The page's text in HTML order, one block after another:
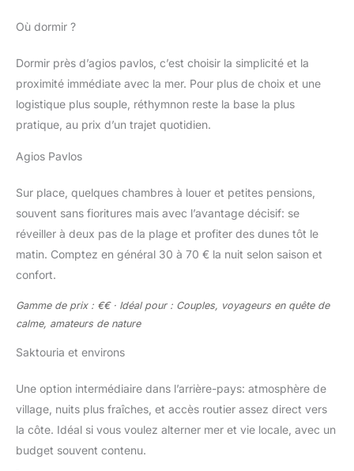
Où dormir ?
Dormir près d’agios pavlos, c’est choisir la simplicité et la
proximité immédiate avec la mer. Pour plus de choix et une
logistique plus souple, réthymnon reste la base la plus
pratique, au prix d’un trajet quotidien.
Agios Pavlos
Sur place, quelques chambres à louer et petites pensions,
souvent sans fioritures mais avec l’avantage décisif: se
réveiller à deux pas de la plage et profiter des dunes tôt le
matin. Comptez en général 30 à 70 € la nuit selon saison et
confort.
Gamme de prix : €€ · Idéal pour : Couples, voyageurs en quête de
calme, amateurs de nature
Saktouria et environs
Une option intermédiaire dans l’arrière-pays: atmosphère de
village, nuits plus fraîches, et accès routier assez direct vers
la côte. Idéal si vous voulez alterner mer et vie locale, avec un
budget souvent contenu.